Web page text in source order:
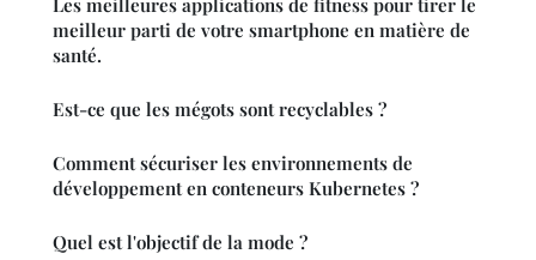
meilleur parti de votre smartphone en matière de
santé.
Est-ce que les mégots sont recyclables ?
Comment sécuriser les environnements de
développement en conteneurs Kubernetes ?
Quel est l'objectif de la mode ?